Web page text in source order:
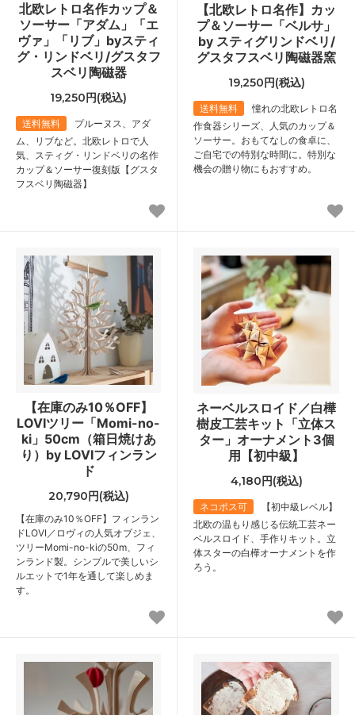
北欧レトロ名作カップ＆
ソーサー「アダム」「エ
ヴァ」「リブ」byスティ
グ・リンドベリ/グスタフ
スベリ陶磁器
19,250円(税込)
送料無料
プルーヌス、アダ
ム、リブなど。北欧レトロで人
気、スティグ・リンドベリの名作
カップ＆ソーサー復刻版【グスタ
フスベリ陶磁器】
【北欧レトロ名作】カッ
プ＆ソーサー「ベルサ」
by スティグリンドベリ/
グスタフスベリ陶磁器窯
19,250円(税込)
送料無料
憧れの北欧レトロ名
作食器シリーズ、人気のカップ＆
ソーサー。おもてなしの食卓に、
ご自宅での特別な時間に。特別な
機会の贈り物にもおすすめ。
【在庫のみ10％OFF】
LOVIツリー「Momi-no-
ki」50cm（箱日焼けあ
り）by LOVIフィンラン
ド
20,790円(税込)
【在庫のみ10％OFF】フィンラン
ドLOVI／ロヴィの人気オブジェ、
ツリーMomi-no-kiの50m、フィ
ンランド製。シンプルで美しいシ
ルエットで1年を通して楽しめま
す。
ネーベルスロイド／白樺
樹皮工芸キット「立体ス
ター」オーナメント3個
用【初中級】
4,180円(税込)
ネコポス可
【初中級レベル】
北欧の温もり感じる伝統工芸ネー
ベルスロイド、手作りキット。立
体スターの白樺オーナメントを作
ろう。